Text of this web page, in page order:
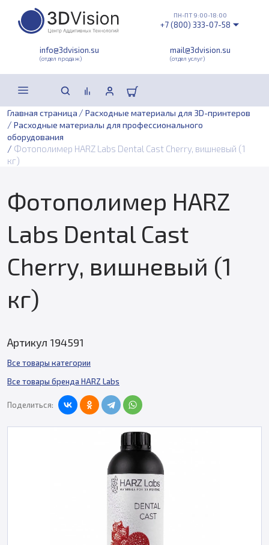
info@3dvision.su
(отдел продаж)
mail@3dvision.su
(отдел услуг)
ПН-ПТ 9:00-18:00
+7 (800) 333-07-58
Главная страница / Расходные материалы для 3D-принтеров
/ Расходные материалы для профессионального
оборудования
/ Фотополимер HARZ Labs Dental Cast Cherry, вишневый (1
кг)
Фотополимер HARZ
Labs Dental Cast
Cherry, вишневый (1
кг)
Артикул 194591
Все товары категории
Все товары бренда HARZ Labs
Поделиться: